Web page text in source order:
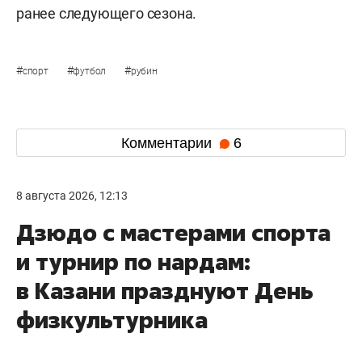
ранее следующего сезона.
#спорт #футбол #рубин
Комментарии 6
8 августа 2026, 12:13
Дзюдо с мастерами спорта
и турнир по нардам:
в Казани празднуют День
физкультурника